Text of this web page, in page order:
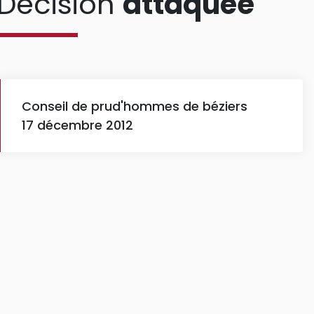
Conseil de prud'hommes de béziers
17 décembre 2012